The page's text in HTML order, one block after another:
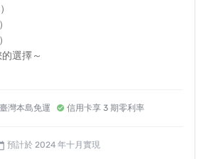
或不適合嘖嘖使用者的地方嗎？請
表單
選擇～
元
來了！
臺灣本島免運 信用卡享 3 期零利率
預計於 2024 年十月實現